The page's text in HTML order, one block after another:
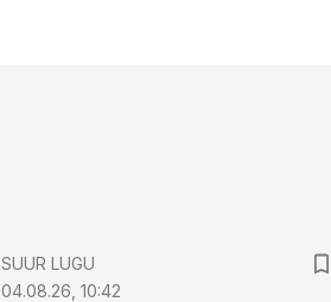
SUUR LUGU
04.08.26, 10:42